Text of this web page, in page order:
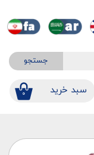
جستجو
۰ ​​سبد خرید